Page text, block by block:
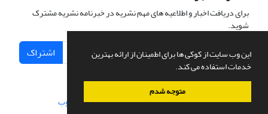
این وب سایت از کوکی ها برای اطمینان از ارائه بهترین
خدمات استفاده می کند.
متوجه شدم
برای دریافت اخبار و اطلاعیه های مهم نشریه در خبرنامه نشریه مشترک
شوید.
اشتراک
سامانه مدیریت نشریات علمی.طراحی و پیاده سازی از سیناوب